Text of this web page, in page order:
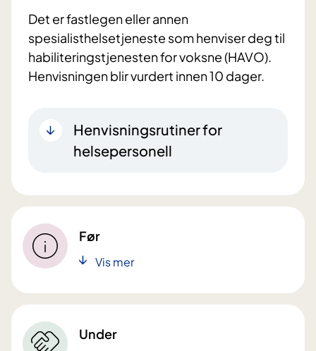
Det er fastlegen eller annen
spesialisthelsetjeneste som henviser deg til
habiliteringstjenesten for voksne (HAVO).
Henvisningen blir vurdert innen 10 dager.
Henvisningsrutiner for
helsepersonell
Før
Vis mer
Under